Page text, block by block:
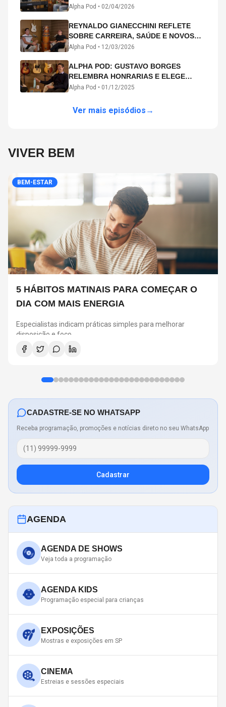
segue com o […]ÁLBUM INTERDIMENSIONAL E TURNÊ
Alpha Pod • 02/04/2026
REYNALDO GIANECCHINI REFLETE
SOBRE CARREIRA, SAÚDE E NOVOS
CAMINHOS ARTÍSTICOS NO ALPHA
Alpha Pod • 12/03/2026
ALPHA POD: GUSTAVO BORGES
RELEMBRA HONRARIAS E ELEGE
MICHAEL PHELPS O MAIOR ATLETA DA
Alpha Pod • 01/12/2025
Ver mais episódios →
VIVER BEM
BEM-ESTAR
5 HÁBITOS MATINAIS PARA COMEÇAR O
DIA COM MAIS ENERGIA
Especialistas indicam práticas simples para melhorar
disposição e foco
CADASTRE-SE NO WHATSAPP
Receba programação, promoções e notícias direto no seu WhatsApp
Cadastrar
AGENDA
AGENDA DE SHOWS
Veja toda a programação
AGENDA KIDS
Programação especial para crianças
EXPOSIÇÕES
Mostras e exposições em SP
CINEMA
Estreias e sessões especiais